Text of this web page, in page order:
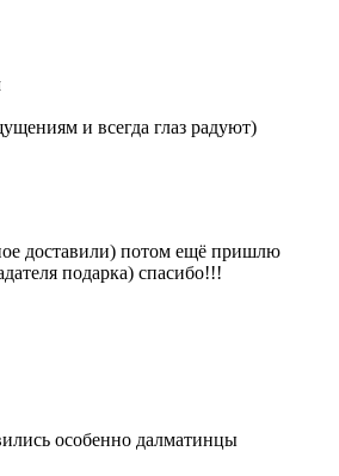
и всегда глаз радуют)
доставили) потом ещё пришлю
подарка) спасибо!!!
особенно далматинцы